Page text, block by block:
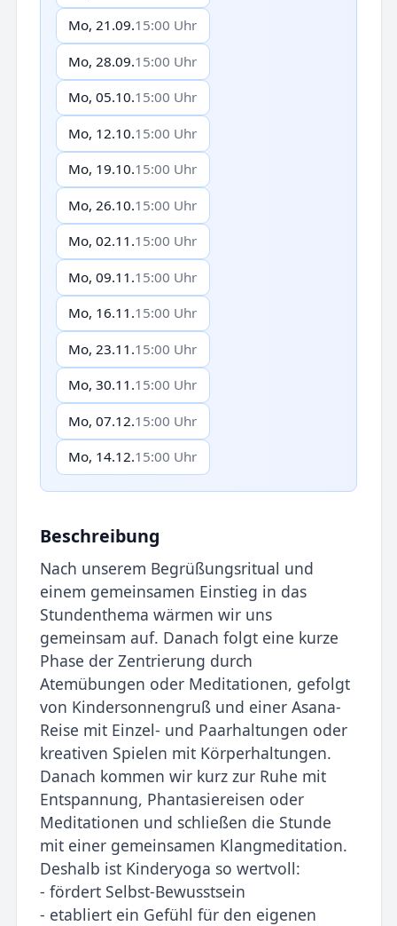
Mo, 21.09.15:00 Uhr
Mo, 28.09.15:00 Uhr
Mo, 05.10.15:00 Uhr
Mo, 12.10.15:00 Uhr
Mo, 19.10.15:00 Uhr
Mo, 26.10.15:00 Uhr
Mo, 02.11.15:00 Uhr
Mo, 09.11.15:00 Uhr
Mo, 16.11.15:00 Uhr
Mo, 23.11.15:00 Uhr
Mo, 30.11.15:00 Uhr
Mo, 07.12.15:00 Uhr
Mo, 14.12.15:00 Uhr
Beschreibung
Nach unserem Begrüßungsritual und
einem gemeinsamen Einstieg in das
Stundenthema wärmen wir uns
gemeinsam auf. Danach folgt eine kurze
Phase der Zentrierung durch
Atemübungen oder Meditationen, gefolgt
von Kindersonnengruß und einer Asana-
Reise mit Einzel- und Paarhaltungen oder
kreativen Spielen mit Körperhaltungen.
Danach kommen wir kurz zur Ruhe mit
Entspannung, Phantasiereisen oder
Meditationen und schließen die Stunde
mit einer gemeinsamen Klangmeditation.
Deshalb ist Kinderyoga so wertvoll:
- fördert Selbst-Bewusstsein
- etabliert ein Gefühl für den eigenen